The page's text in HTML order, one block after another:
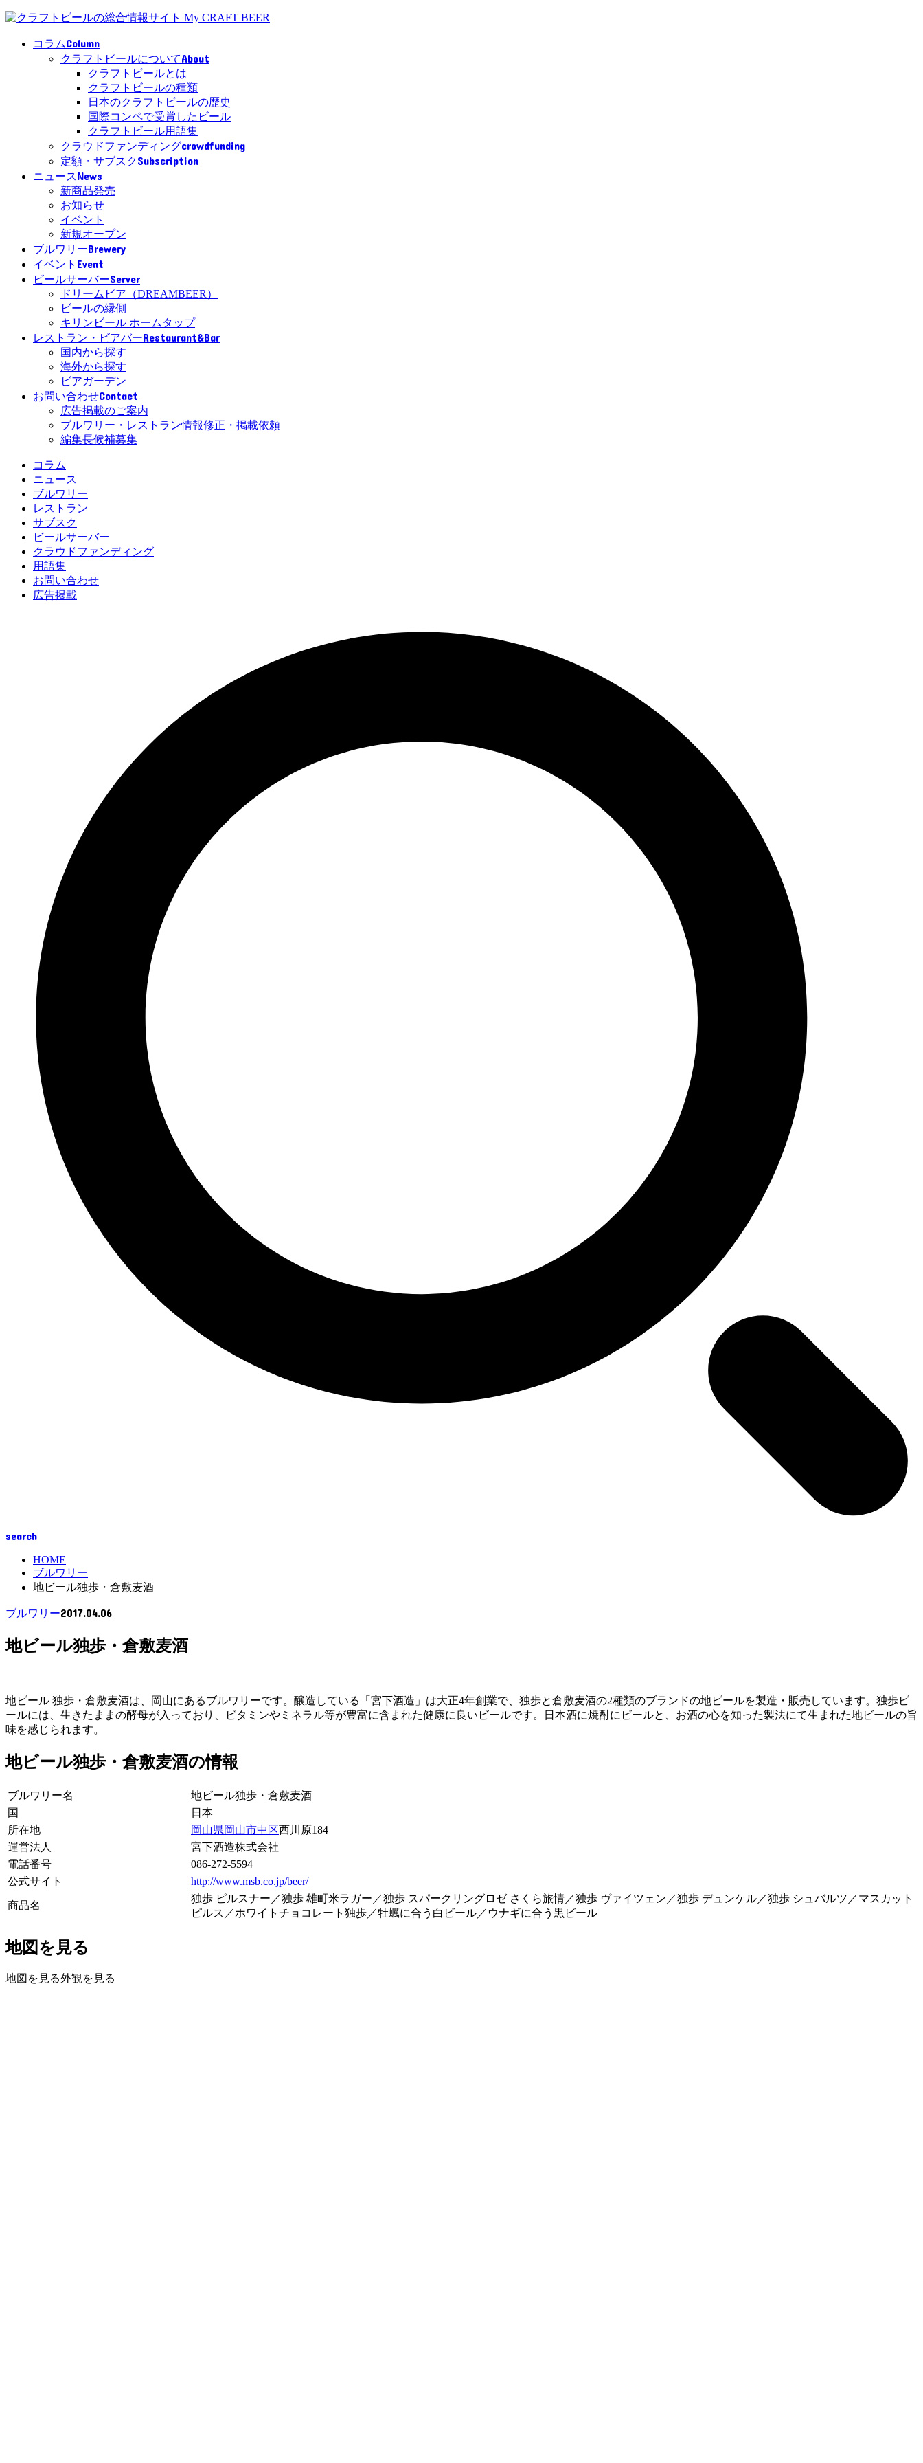
コラムColumn
クラフトビールについてAbout
クラフトビールとは
クラフトビールの種類
日本のクラフトビールの歴史
国際コンペで受賞したビール
クラフトビール用語集
クラウドファンディングcrowdfunding
定額・サブスクSubscription
ニュースNews
新商品発売
お知らせ
イベント
新規オープン
ブルワリーBrewery
イベント Event
ビールサーバーServer
ドリームビア（DREAMBEER）
ビールの縁側
キリンビール ホームタップ
レストラン・ビアバーRestaurant&Bar
国内から探す
海外から探す
ビアガーデン
お問い合わせContact
広告掲載のご案内
ブルワリー・レストラン情報修正・掲載依頼
編集長候補募集
コラム
ニュース
ブルワリー
レストラン
サブスク
ビールサーバー
クラウドファンディング
用語集
お問い合わせ
広告掲載
search
HOME
ブルワリー
地ビール独歩・倉敷麦酒
ブルワリー2017.04.06
地ビール独歩・倉敷麦酒
地ビール 独歩・倉敷麦酒は、岡山にあるブルワリーです。醸造している「宮下酒造」は大正4年創業で、独歩と倉敷麦酒の2種類のブランドの地ビールを製造・販売しています。独歩ビ
ールには、生きたままの酵母が入っており、ビタミンやミネラル等が豊富に含まれた健康に良いビールです。日本酒に焼酎にビールと、お酒の心を知った製法にて生まれた地ビールの旨
味を感じられます。
地ビール独歩・倉敷麦酒の情報
ブルワリー名
地ビール独歩・倉敷麦酒
国
日本
所在地
岡山県岡山市中区西川原184
運営法人
宮下酒造株式会社
電話番号
086-272-5594
公式サイト
http://www.msb.co.jp/beer/
商品名
独歩 ピルスナー／独歩 雄町米ラガー／独歩 スパークリングロゼ さくら旅情／独歩 ヴァイツェン／独歩 デュンケル／独歩 シュバルツ／マスカット
ピルス／ホワイトチョコレート独歩／牡蠣に合う白ビール／ウナギに合う黒ビール
地図を見る
地図を見る外観を見る